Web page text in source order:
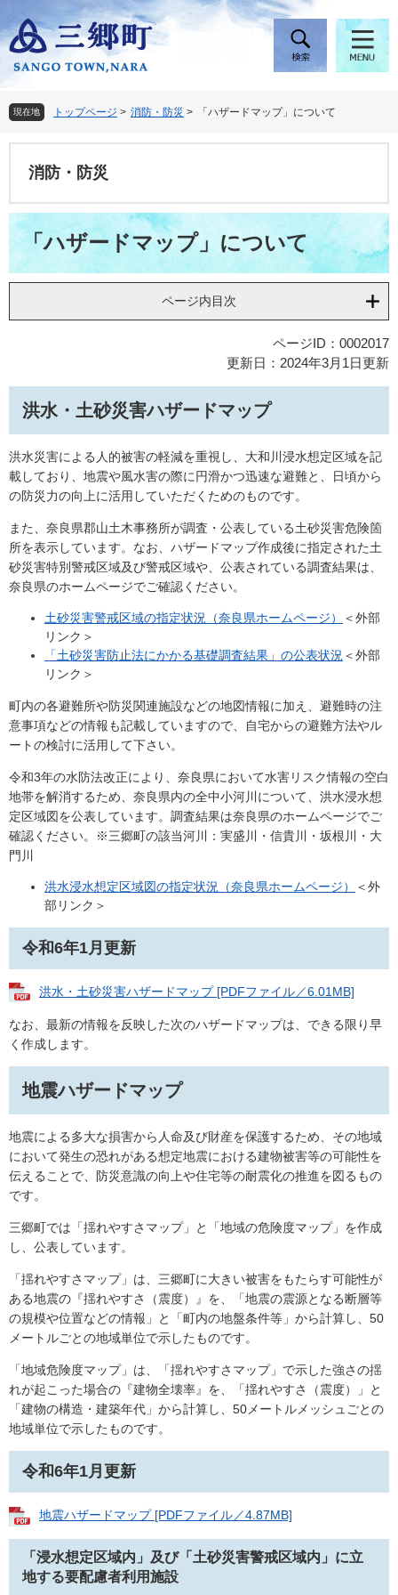
ー
ジ
頭
で
す
ニ
ュ
飛
ば
し
へ
現在地 トップページ > 消防・防災 > 「ハザードマップ」について
消防・防災
本
文「ハザードマップ」について
ページ内目次
ページID：0002017
更新日：2024年3月1日更新
洪水・土砂災害ハザードマップ
洪水災害による人的被害の軽減を重視し、大和川浸水想定区域を記
載しており、地震や風水害の際に円滑かつ迅速な避難と、日頃から
の防災力の向上に活用していただくためのものです。
また、奈良県郡山土木事務所が調査・公表している土砂災害危険箇
所を表示しています。なお、ハザードマップ作成後に指定された土
砂災害特別警戒区域及び警戒区域や、公表されている調査結果は、
奈良県のホームページでご確認ください。
土砂災害警戒区域の指定状況（奈良県ホームページ）
＜外部
リンク＞
「土砂災害防止法にかかる基礎調査結果」の公表状況 ＜外部
リンク＞
町内の各避難所や防災関連施設などの地図情報に加え、避難時の注
意事項などの情報も記載していますので、自宅からの避難方法やル
ートの検討に活用して下さい。
令和3年の水防法改正により、奈良県において水害リスク情報の空白
地帯を解消するため、奈良県内の全中小河川について、洪水浸水想
定区域図を公表しています。調査結果は奈良県のホームページでご
確認ください。※三郷町の該当河川：実盛川・信貴川・坂根川・大
門川
洪水浸水想定区域図​の指定状況（奈良県ホームページ）
＜外
部リンク＞
令和6年1月更新
洪水・土砂災害ハザードマップ [PDFファイル／6.01MB]
なお、最新の情報を反映した次のハザードマップは、できる限り早
く作成します。
地震ハザードマップ
地震による多大な損害から人命及び財産を保護するため、その地域
において発生の恐れがある想定地震における建物被害等の可能性を
伝えることで、防災意識の向上や住宅等の耐震化の推進を図るもの
です。
三郷町では「揺れやすさマップ」と「地域の危険度マップ」を作成
し、公表しています。
「揺れやすさマップ」は、三郷町に大きい被害をもたらす可能性が
ある地震の『揺れやすさ（震度）』を、「地震の震源となる断層等
の規模や位置などの情報」と「町内の地盤条件等」から計算し、50
メートルごとの地域単位で示したものです。
「地域危険度マップ」は、「揺れやすさマップ」で示した強さの揺
れが起こった場合の『建物全壊率』を、「揺れやすさ（震度）」と
「建物の構造・建築年代」から計算し、50メートルメッシュごとの
地域単位で示したものです。
令和6年1月更新
地震ハザードマップ [PDFファイル／4.87MB]
「浸水想定区域内」及び「土砂災害警戒区域内」に立
地する要配慮者利用施設